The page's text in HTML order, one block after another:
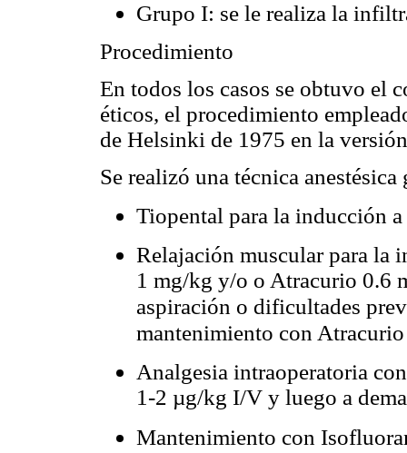
Grupo I: se le realiza la
Procedimiento
En todos los casos se obtuvo el
éticos, el procedimiento
de Helsinki de 1975 en la
Se realizó una técnica
Tiopental para la inducción
Relajación muscular para la
1 mg/kg y/o o Atracurio 0.6
aspiración o dificultades
mantenimiento con
Analgesia intraoperatoria
1-2 µg/kg I/V y luego a
Mantenimiento con